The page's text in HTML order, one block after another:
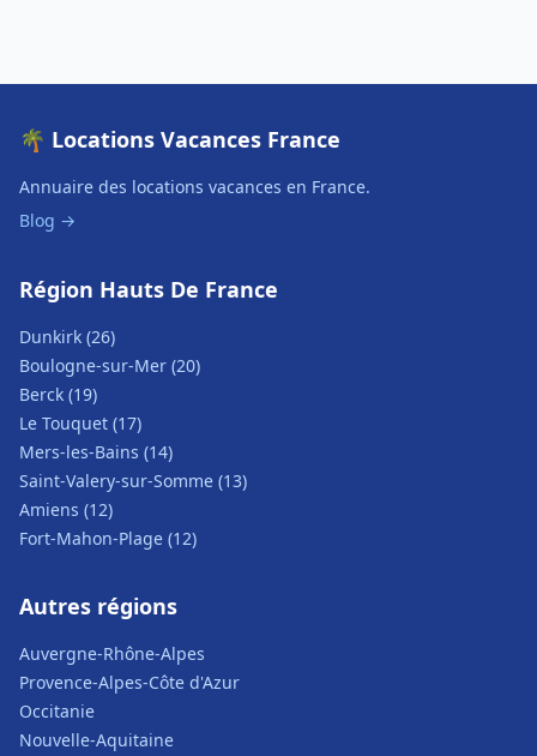
🌴 Locations Vacances France
Annuaire des locations vacances en France.
Blog →
Région Hauts De France
Dunkirk (26)
Boulogne-sur-Mer (20)
Berck (19)
Le Touquet (17)
Mers-les-Bains (14)
Saint-Valery-sur-Somme (13)
Amiens (12)
Fort-Mahon-Plage (12)
Autres régions
Auvergne-Rhône-Alpes
Provence-Alpes-Côte d'Azur
Occitanie
Nouvelle-Aquitaine